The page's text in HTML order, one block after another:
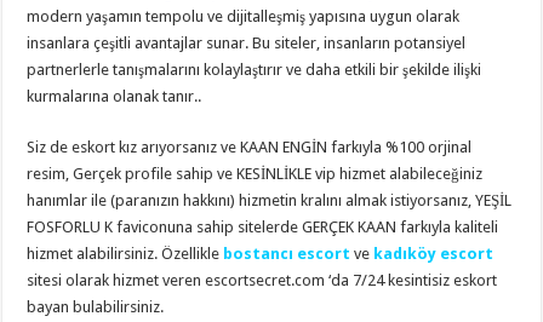
modern yaşamın tempolu ve dijitalleşmiş yapısına uygun olarak
insanlara çeşitli avantajlar sunar. Bu siteler, insanların potansiyel
partnerlerle tanışmalarını kolaylaştırır ve daha etkili bir şekilde ilişki
kurmalarına olanak tanır..
Siz de eskort kız arıyorsanız ve KAAN ENGİN farkıyla %100 orjinal
resim, Gerçek profile sahip ve KESİNLİKLE vip hizmet alabileceğiniz
hanımlar ile (paranızın hakkını) hizmetin kralını almak istiyorsanız, YEŞİL
FOSFORLU K faviconuna sahip sitelerde GERÇEK KAAN farkıyla kaliteli
hizmet alabilirsiniz. Özellikle bostancı escort ve kadıköy escort
sitesi olarak hizmet veren escortsecret.com ‘da 7/24 kesintisiz eskort
bayan bulabilirsiniz.